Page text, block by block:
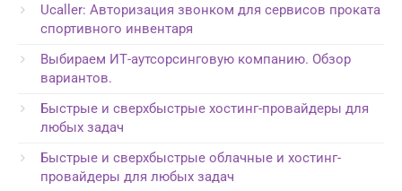
Ucaller: Авторизация звонком для сервисов проката
спортивного инвентаря
Выбираем ИТ-аутсорсинговую компанию. Обзор
вариантов.
Быстрые и сверхбыстрые хостинг-провайдеры для
любых задач
Быстрые и сверхбыстрые облачные и хостинг-
провайдеры для любых задач